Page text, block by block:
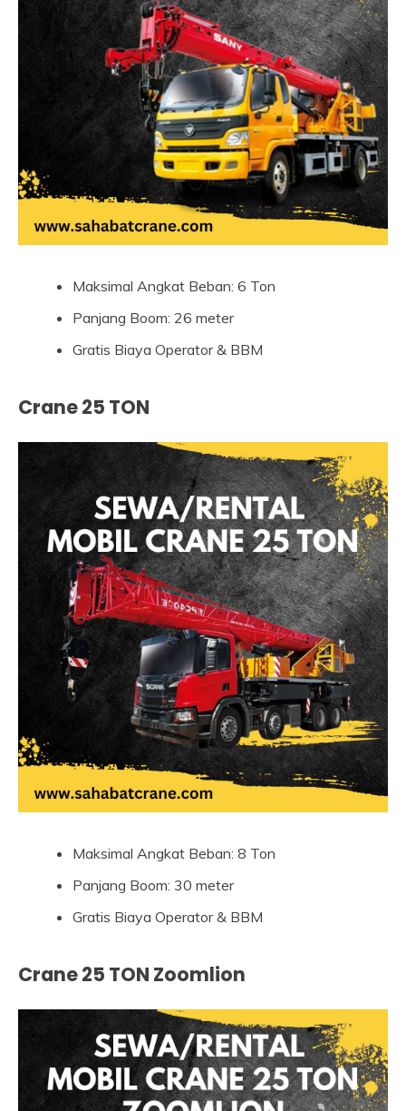
Maksimal Angkat Beban: 6 Ton
Panjang Boom: 26 meter
Gratis Biaya Operator & BBM
Crane 25 TON
Maksimal Angkat Beban: 8 Ton
Panjang Boom: 30 meter
Gratis Biaya Operator & BBM
Crane 25 TON Zoomlion